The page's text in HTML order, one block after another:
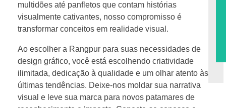
multidões até panfletos que contam histórias
visualmente cativantes, nosso compromisso é
transformar conceitos em realidade visual.
Ao escolher a Rangpur para suas necessidades de
design gráfico, você está escolhendo criatividade
ilimitada, dedicação à qualidade e um olhar atento às
últimas tendências. Deixe-nos moldar sua narrativa
visual e leve sua marca para novos patamares de